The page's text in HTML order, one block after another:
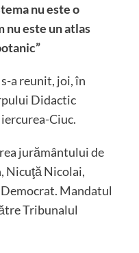
nu este o
este un atlas
a reunit, joi, în
Didactic
Ciuc.
jurământului de
Nicuţă Nicolai,
Mandatul
Tribunalul